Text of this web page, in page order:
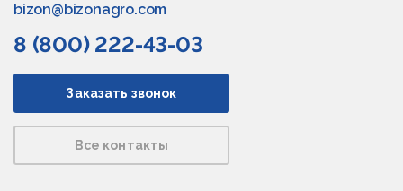
bizon@bizonagro.com
8 (800) 222-43-03
Заказать звонок
Все контакты